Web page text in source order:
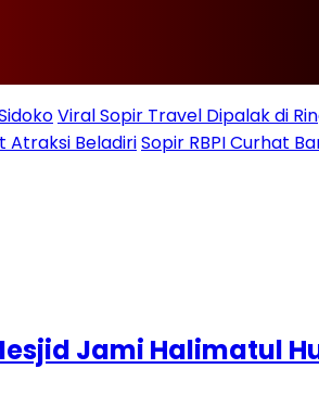
Viral Sopir Travel Dipalak di
Atraksi BeladiriSopir RBPI Curhat
Jami Halimatul